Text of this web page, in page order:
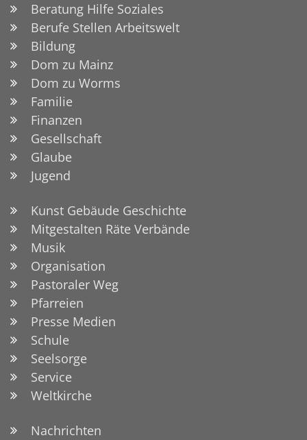
Beratung Hilfe Soziales
Berufe Stellen Arbeitswelt
Bildung
Dom zu Mainz
Dom zu Worms
Familie
Finanzen
Gesellschaft
Glaube
Jugend
Kunst Gebäude Geschichte
Mitgestalten Räte Verbände
Musik
Organisation
Pastoraler Weg
Pfarreien
Presse Medien
Schule
Seelsorge
Service
Weltkirche
Nachrichten